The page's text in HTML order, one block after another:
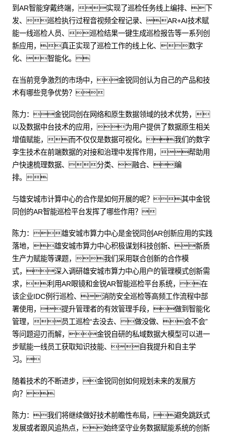
到AR智能穿戴终端，实现了巡检任务线上编排、下
发、巡检执行过程音视频全程记录、AR+AI技术赋
能一线巡检人员、巡检结果一键生成巡检报告等一系列创
新应用，真正实现了巡检工作的线上化、数字
化、智能化。
在当前竞争激烈的市场中，金锐同创认为自己的产品和技
术有哪些竞争优势？
陈力：金锐同创在网络和原生数据领域的技术优势，
以及数据中台技术的应用，为用户提供了数据原生相关
增值赋能，而不仅仅是数据可视化。我们的数字
孪生技术在前端数据的对接和治理中发挥作用，帮助用
户快速梳理数据、分类、融合、编
排。
与雄安城市计算中心的合作是如何开展的呢？其中金锐
同创的AR智能巡检平台发挥了哪些作用？
陈力：雄安城市算力中心是金锐同创AR创新应用的实践
落地，雄安城市算力中心积极谋划科技创新、新质
生产力赋能等课题，我们采用联合创新的合作模
式，深入调研雄安城市算力中心用户的管理模式创新需
求，利用AR眼镜和金锐AR智能巡检平台系统，在
该企业IDC例行巡检、消防安全巡检等高频工作流程中部
署使用，提升管理者的有效管理手段，做到智能化
管理，员工巡检“去没去、做没做、会不会”
等问题迎刃而解，金锐自研的私域数据大模型可以进一
步赋能一线员工获取知识技能、自我提升和自主学
习。
随着技术的不断进步，金锐同创如何规划未来的发展方
向？
陈力：我们将继续做好技术前瞻性布局，避免跳跃式
发展或者跟风追热点，始终坚守业务数据赋能系统的创新